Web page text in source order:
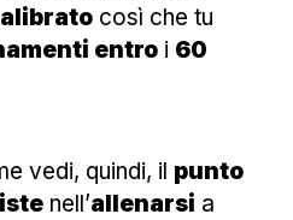
così che tu
entro i 60
vedi, quindi, il punto
nell’allenarsi a